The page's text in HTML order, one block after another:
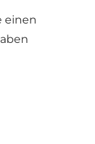
einen